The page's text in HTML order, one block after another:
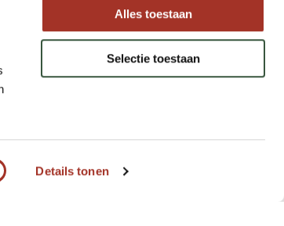
Details tonen
Alles toestaan
Selectie toestaan
Rondreizen